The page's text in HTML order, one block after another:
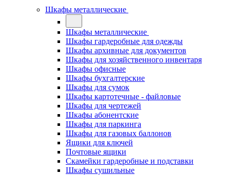
Шкафы металлические
Шкафы металлические
Шкафы гардеробные для одежды
Шкафы архивные для документов
Шкафы для хозяйственного инвентаря
Шкафы офисные
Шкафы бухгалтерские
Шкафы для сумок
Шкафы картотечные - файловые
Шкафы для чертежей
Шкафы абонентские
Шкафы для паркинга
Шкафы для газовых баллонов
Ящики для ключей
Почтовые ящики
Скамейки гардеробные и подставки
Шкафы сушильные